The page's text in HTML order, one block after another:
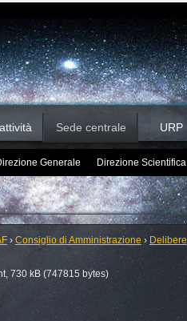
Sede centrale URP
Generale Direzione Scientifica
› Consiglio di Amministrazione › Delibere
730 kB (747815 bytes)